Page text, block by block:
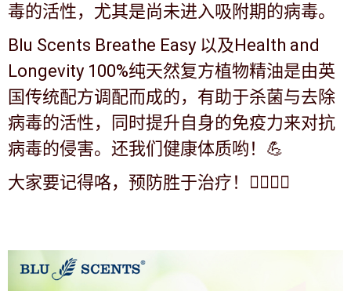
毒的活性，尤其是尚未进入吸附期的病毒。
Blu Scents Breathe Easy 以及Health and
Longevity 100%纯天然复方植物精油是由英
国传统配方调配而成的，有助于杀菌与去除
病毒的活性，同时提升自身的免疫力来对抗
病毒的侵害。还我们健康体质哟！ 💪
大家要记得咯，预防胜于治疗！ 👍🏻💪🏻